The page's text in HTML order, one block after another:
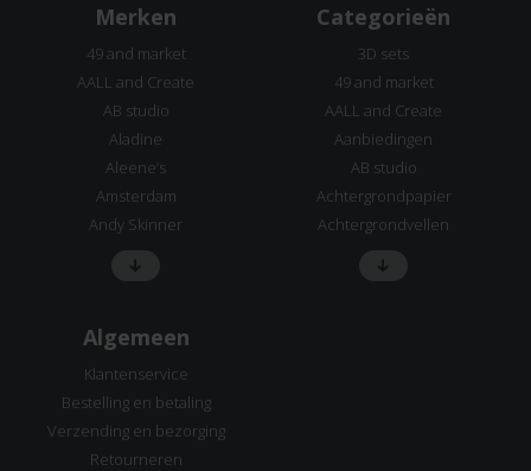
Merken
49 and market
AALL and Create
AB studio
Aladine
Aleene’s
Amsterdam
Andy Skinner
Categorieën
3D sets
49 and market
AALL and Create
Aanbiedingen
AB studio
Achtergrondpapier
Achtergrondvellen
Algemeen
Klantenservice
Bestelling en betaling
Verzending en bezorging
Retourneren